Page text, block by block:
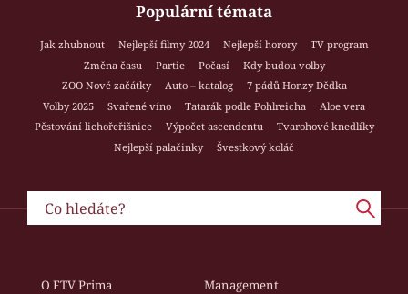
Populární témata
Jak zhubnout Nejlepší filmy 2024 Nejlepší horory
TV program
Změna času
Partie Počasí
Kdy budou volby
ZOO Nové začátky
Auto – katalog
7 pádů Honzy Dědka
Volby 2025
Svařené víno Tatarák podle Pohlreicha
Aloe vera
Pěstování lichořeřišnice
Výpočet ascendentu
Tvarohové knedlíky
Nejlepší palačinky
Švestkový koláč
O FTV Prima
Management